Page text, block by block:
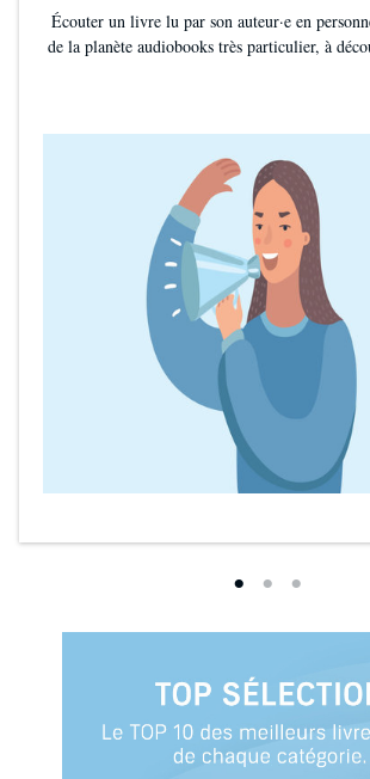
Écouter un livre lu par son auteur·e en
de la planète audiobooks très particulier, à